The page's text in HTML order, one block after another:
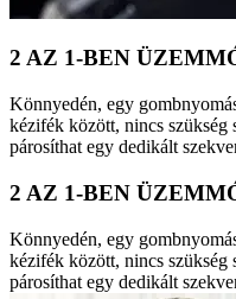
2 AZ 1-BEN
Könnyedén, egy
kézifék között, nincs szükség
párosíthat egy dedikált
2 AZ 1-BEN
Könnyedén, egy
kézifék között, nincs szükség
párosíthat egy dedikált